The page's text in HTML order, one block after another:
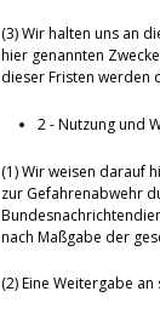
(3) Wir halten uns an
hier genannten
dieser Fristen werden
2 - Nutzung und
(1) Wir weisen darauf
zur Gefahrenabwehr
nach Maßgabe der
(2) Eine Weitergabe